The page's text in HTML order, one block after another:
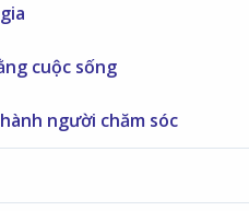
cuộc sống
người chăm sóc